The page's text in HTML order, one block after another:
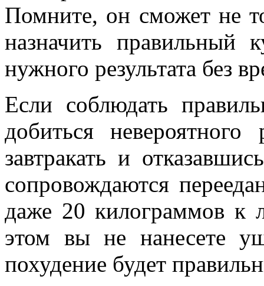
Помните, он сможет не
назначить правильный
нужного результата без
Если соблюдать
добиться
завтракать и
сопровождаются
даже 20 килограммов к
этом вы не нанесете
похудение будет